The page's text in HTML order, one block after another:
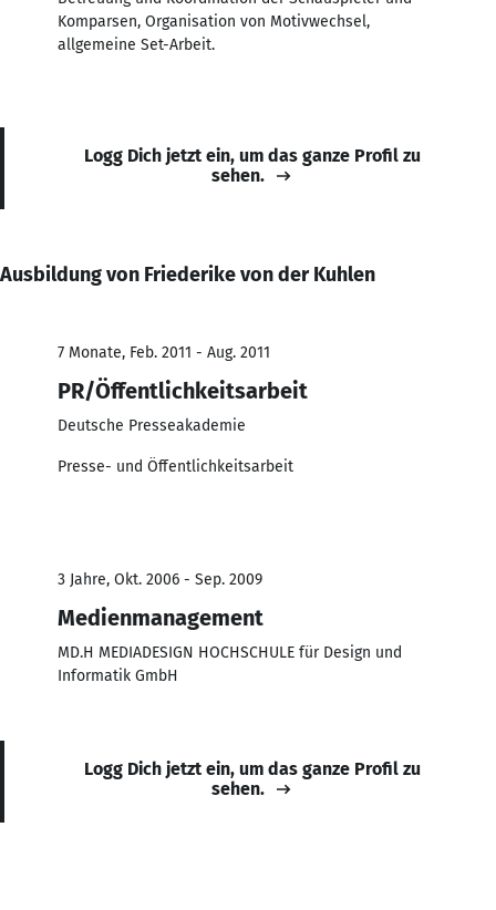
Komparsen, Organisation von Motivwechsel,
allgemeine Set-Arbeit.
Logg Dich jetzt ein, um das ganze Profil zu
sehen.
Ausbildung von Friederike von der Kuhlen
7 Monate, Feb. 2011 - Aug. 2011
PR/Öffentlichkeitsarbeit
Deutsche Presseakademie
Presse- und Öffentlichkeitsarbeit
3 Jahre, Okt. 2006 - Sep. 2009
Medienmanagement
MD.H MEDIADESIGN HOCHSCHULE für Design und
Informatik GmbH
Logg Dich jetzt ein, um das ganze Profil zu
sehen.